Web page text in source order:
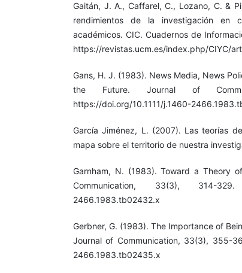
Gaitán, J. A., Caffarel, C., Lozano, C. &
rendimientos de la investigación en
académicos. CIC. Cuadernos de
https://revistas.ucm.es/index.php/CIYC/
Gans, H. J. (1983). News Media, News
the Future. Journal of
https://doi.org/10.1111/j.1460-
García Jiménez, L. (2007). Las teorías
mapa sobre el territorio de nuestra
Garnham, N. (1983). Toward a Theory
Communication, 33(3), 314-329.
2466.1983.tb02432.x
Gerbner, G. (1983). The Importance of
Journal of Communication, 33(3), 355-
2466.1983.tb02435.x